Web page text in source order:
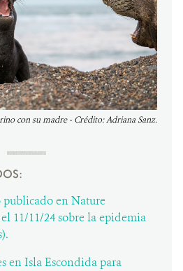
con su madre - Crédito: Adriana Sanz.
en Nature
11/11/24 sobre la epidemia
en Isla Escondida para